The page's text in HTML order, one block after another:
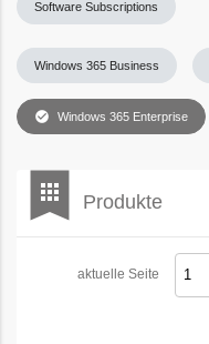
Windows 365 Business
check_circle Windows 365 Enterprise
Software Subscriptions
bookmark
apps Produkte
aktuelle Seite